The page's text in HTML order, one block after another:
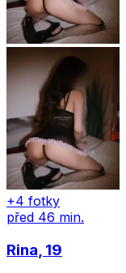
+4 fotky
před 46 min.
Rina, 19